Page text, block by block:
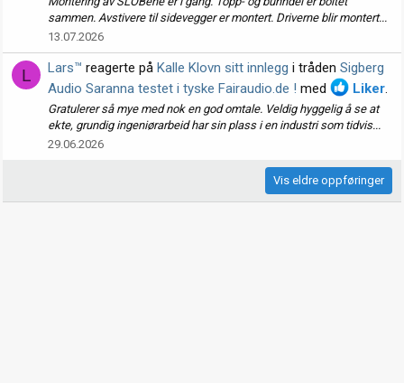
sammen. Avstivere til sidevegger er montert. Driverne blir montert...
13.07.2026
L Lars™ reagerte på Kalle Klovn sitt innlegg i tråden Sigberg
Audio Saranna testet i tyske Fairaudio.de ! med Liker
Gratulerer så mye med nok en god omtale. Veldig hyggelig å se at
ekte, grundig ingeniørarbeid har sin plass i en industri som tidvis...
29.06.2026
Vis eldre oppføringer